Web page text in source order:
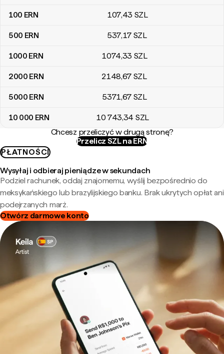
100 ERN 107,43 SZL
500 ERN 537,17 SZL
1000 ERN 1074,33 SZL
2000 ERN 2148,67 SZL
5000 ERN 5371,67 SZL
10 000 ERN 10 743,34 SZL
Chcesz przeliczyć w drugą stronę?
Przelicz SZL na ERN
PŁATNOŚCI
Wysyłaj i odbieraj pieniądze w sekundach
Podziel rachunek, oddaj znajomemu, wyślij bezpośrednio do
meksykańskiego lub brazylijskiego banku. Brak ukrytych opłat ani
podejrzanych marż.
Otwórz darmowe konto